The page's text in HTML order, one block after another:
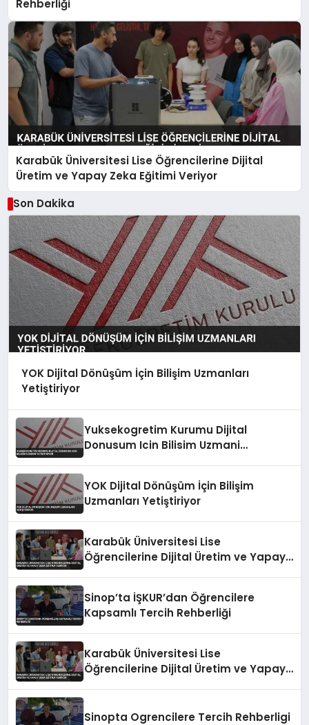
Rehberliği
Karabük Üniversitesi Lise Öğrencilerine Dijital
Üretim ve Yapay Zeka Eğitimi Veriyor
Son Dakika
YOK Dijital Dönüşüm İçin Bilişim Uzmanları
Yetiştiriyor
Yuksekogretim Kurumu Dijital
Donusum Icin Bilisim Uzmani
YOK Dijital Dönüşüm İçin Bilişim
Uzmanları Yetiştiriyor
Karabük Üniversitesi Lise
Öğrencilerine Dijital Üretim ve Yapay
Sinop’ta İŞKUR’dan Öğrencilere
Kapsamlı Tercih Rehberliği
Karabük Üniversitesi Lise
Öğrencilerine Dijital Üretim ve Yapay
Sinopta Ogrencilere Tercih Rehberligi